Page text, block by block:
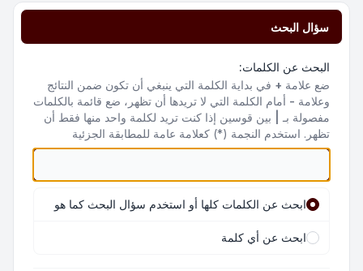
سؤال البحث
البحث عن الكلمات:
ضع علامة + في بداية الكلمة التي ينبغي أن تكون ضمن النتائج
وعلامة - أمام الكلمة التي لا تريدها أن تظهر، ضع قائمة بالكلمات
مفصولة بـ
بين قوسين إذا كنت تريد لكلمة واحد منها فقط أن
تظهر. استخدم النجمة (*) كعلامة عامة للمطابقة الجزئية
ابحث عن الكلمات كلها أو استخدم سؤال البحث كما هو
ابحث عن أي كلمة